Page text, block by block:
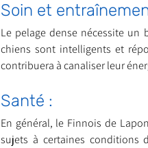
Soin et
Le pelage dense nécessite un
chiens sont intelligents et
contribuera à canaliser leur
Santé :
En général, le Finnois de
sujets à certaines conditions